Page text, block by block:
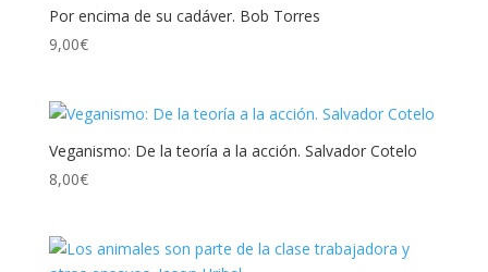
Por encima de su cadáver. Bob Torres
9,00€
Veganismo: De la teoría a la acción. Salvador Cotelo
8,00€